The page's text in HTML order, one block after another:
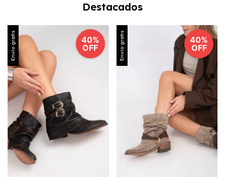
Destacados
Envío gratis
40%
OFF
Envío gratis
40%
OFF